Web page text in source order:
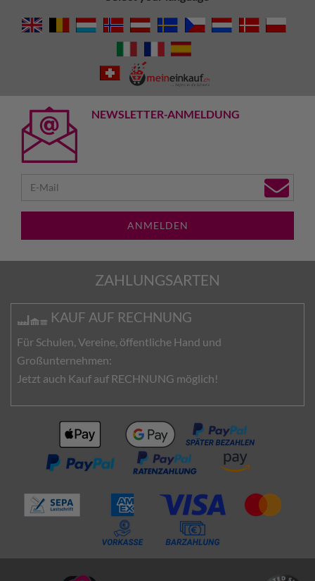
NEWSLETTER-ANMELDUNG
ANMELDEN
ZAHLUNGSARTEN
KAUF AUF RECHNUNG
Für Schulen, Vereine, öffentliche Hand und
Großunternehmen:
Jetzt auch Kauf auf RECHNUNG möglich!